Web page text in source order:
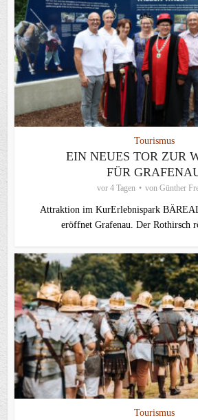
Tourismus
EIN NEUES TOR ZUR
FÜR
vor 4 Tagen von Günther
Attraktion im KurErlebnispark
eröffnet Grafenau. Der Rothirsch
Tourismus